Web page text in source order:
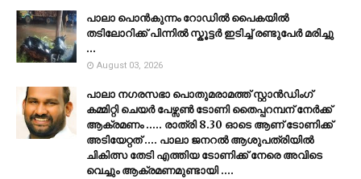
പാലാ പൊൻകുന്നം റോഡിൽ പൈകയിൽ
തടിലോറിക്ക് പിന്നിൽ സ്കൂട്ടർ ഇടിച്ച് രണ്ടുപേർ മരിച്ചു
...
August 03, 2026
പാലാ നഗരസഭാ പൊതുമരാമത്ത് സ്റ്റാൻഡിംഗ്
കമ്മിറ്റി ചെയർ പേഴ്സൺ ടോണി തൈപ്പറമ്പന് നേർക്ക്
ആക്രമണം ..... രാത്രി 8.30 ഓടെ ആണ് ടോണിക്ക്
അടിയേറ്റത് .... പാലാ ജനറൽ ആശുപത്രിയിൽ
ചികിത്സ തേടി എത്തിയ ടോണിക്ക് നേരെ അവിടെ
വെച്ചും ആക്രമണമുണ്ടായി ....